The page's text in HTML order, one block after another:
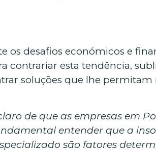
os desafios económicos e
contrariar esta tendência,
soluções que lhe
de que as empresas em
entender que a
são fatores